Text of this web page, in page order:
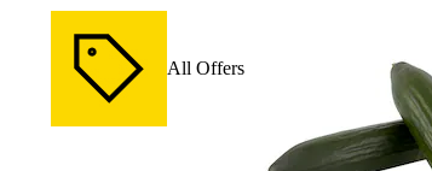
All Offers